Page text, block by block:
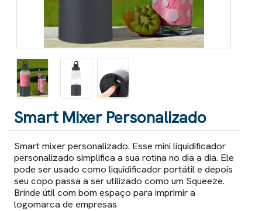
Smart Mixer Personalizado
Smart mixer personalizado. Esse mini liquidificador
personalizado simplifica a sua rotina no dia a dia. Ele
pode ser usado como liquidificador portátil e depois
seu copo passa a ser utilizado como um Squeeze.
Brinde útil com bom espaço para imprimir a
logomarca de empresas